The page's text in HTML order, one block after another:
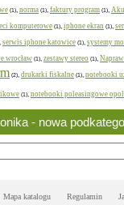
(1), norma (1), faktury program (1),
komputerowe (1), iphone ekran (1),
, serwis iphone katowice (1), systemy
wrocław (1), zestawy stereo (1),
(2), drukarki fiskalne (1), notebooki
(1), notebooki poleasingowe
- nowa
Mapa katalogu Regulamin